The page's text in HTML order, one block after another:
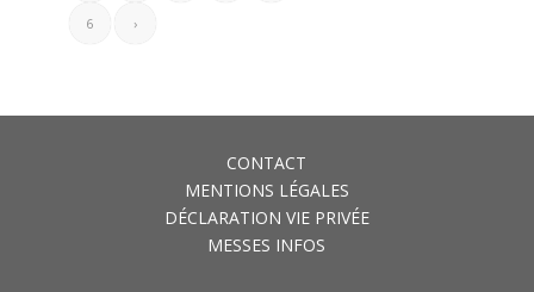
6 ›
CONTACT
MENTIONS LÉGALES
DÉCLARATION VIE PRIVÉE
MESSES INFOS